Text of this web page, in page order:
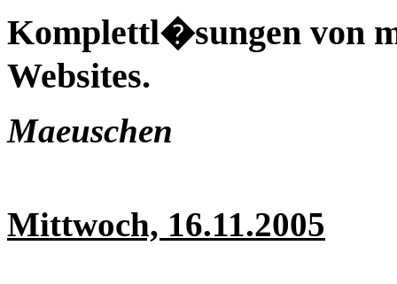
Komplettl�sungen von
Websites.
Maeuschen
Mittwoch, 16.11.2005